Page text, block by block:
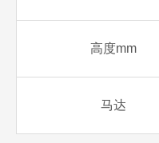
高度mm
马达